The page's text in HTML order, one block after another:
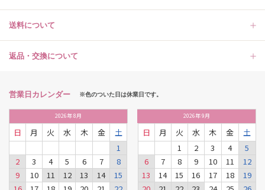
送料について
返品・交換について
営業日カレンダー ※色のついた日は休業日です。
2026年8月
日 月 火 水 木 金
土
1
2
3 4 5 6 7
8
9
10 11 12 13 14
15
2026年9月
日 月 火 水 木 金
土
1
2 3 4
5
6
7 8 9 10 11
12
13
14 15 16 17 18
19